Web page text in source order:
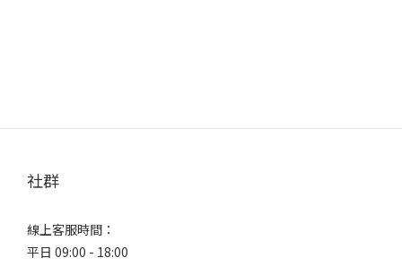
社群
線上客服時間：
平日 09:00 - 18:00